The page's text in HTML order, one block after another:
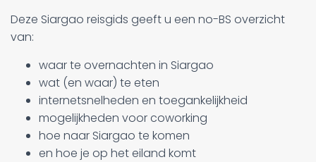
Deze Siargao reisgids geeft u een no-BS overzicht
van:
waar te overnachten in Siargao
wat (en waar) te eten
internetsnelheden en toegankelijkheid
mogelijkheden voor coworking
hoe naar Siargao te komen
en hoe je op het eiland komt